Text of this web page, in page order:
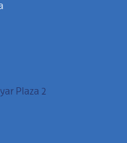
Plaza 2